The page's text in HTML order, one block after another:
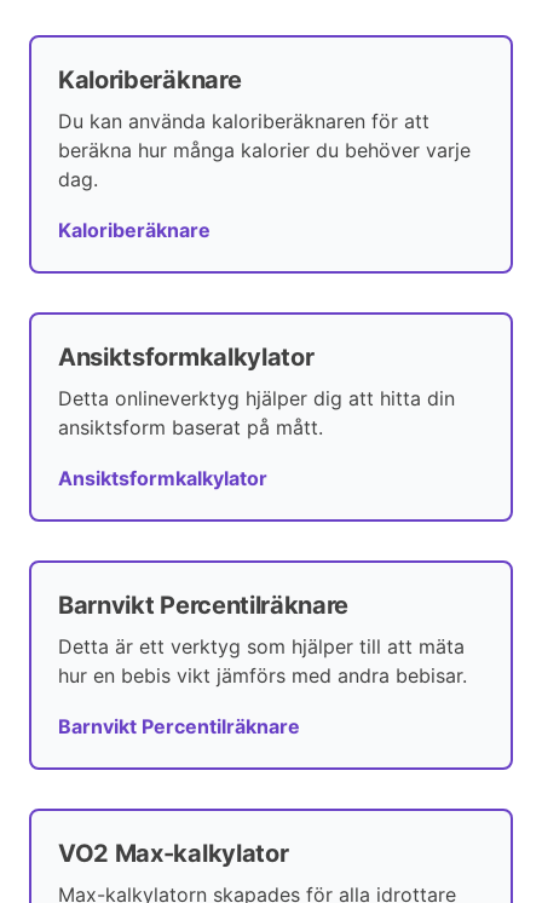
Kaloriberäknare
Du kan använda kaloriberäknaren för att
beräkna hur många kalorier du behöver varje
dag.
Kaloriberäknare
Ansiktsformkalkylator
Detta onlineverktyg hjälper dig att hitta din
ansiktsform baserat på mått.
Ansiktsformkalkylator
Barnvikt Percentilräknare
Detta är ett verktyg som hjälper till att mäta
hur en bebis vikt jämförs med andra bebisar.
Barnvikt Percentilräknare
VO2 Max-kalkylator
Max-kalkylatorn skapades för alla idrottare